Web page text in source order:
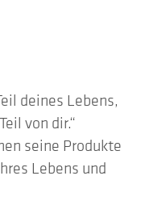
deines Lebens,
von dir.“
seine Produkte
Lebens und